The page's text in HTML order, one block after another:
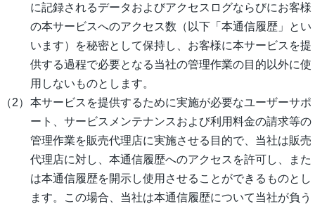
に記録されるデータおよびアクセスログならびにお客様
の本サービスへのアクセス数（以下「本通信履歴」とい
います）を秘密として保持し、お客様に本サービスを提
供する過程で必要となる当社の管理作業の目的以外に使
用しないものとします。
本サービスを提供するために実施が必要なユーザーサポ
ート、サービスメンテナンスおよび利用料金の請求等の
管理作業を販売代理店に実施させる目的で、当社は販売
代理店に対し、本通信履歴へのアクセスを許可し、また
は本通信履歴を開示し使用させることができるものとし
ます。この場合、当社は本通信履歴について当社が負う